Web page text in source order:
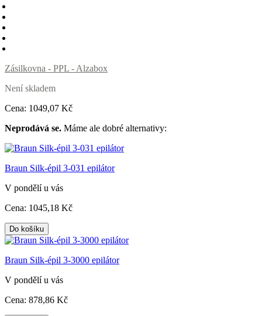
Zásilkovna - PPL - Alzabox
Není skladem
Cena: 1049,07 Kč
Neprodává se. Máme ale dobré alternativy:
Braun Silk-épil 3-031 epilátor
V pondělí u vás
Cena: 1045,18 Kč
Do košíku
Braun Silk-épil 3-3000 epilátor
V pondělí u vás
Cena: 878,86 Kč